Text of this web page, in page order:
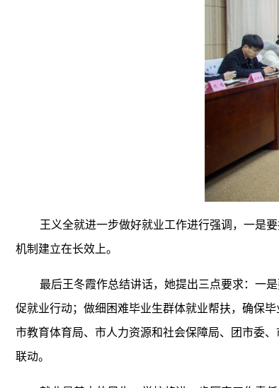
王义全就进一步做好就业工作进行强调，一是
机制建立在长效上。
最后王冬霞作总结讲话，她提出三点要求：一
促就业行动；做细困难毕业生群体就业帮扶，确保
市教育体育局、市人力资源和社会保障局、团市委
联动。